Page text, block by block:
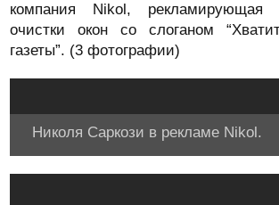
компания Nikol, рекламирующая
очистки окон со слоганом
газеты”. (3 фотографии)
Николя Саркози в рекламе Nikol.